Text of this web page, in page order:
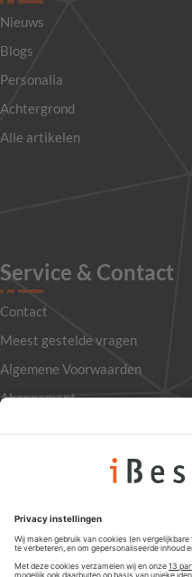
Nieuws
Blogs
Personalia
Achtergrond
Alle artikelen
Service & Contact
Contact
Meest gestelde vragen
Algemene Voorwaarden
Abonnement
Privacyinstellingen